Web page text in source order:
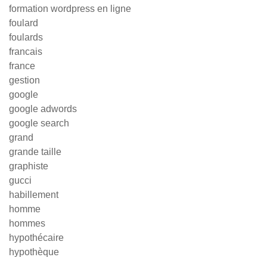
formation wordpress en ligne
foulard
foulards
francais
france
gestion
google
google adwords
google search
grand
grande taille
graphiste
gucci
habillement
homme
hommes
hypothécaire
hypothèque